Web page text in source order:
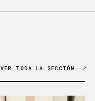
VER TODA LA SECCIÓN